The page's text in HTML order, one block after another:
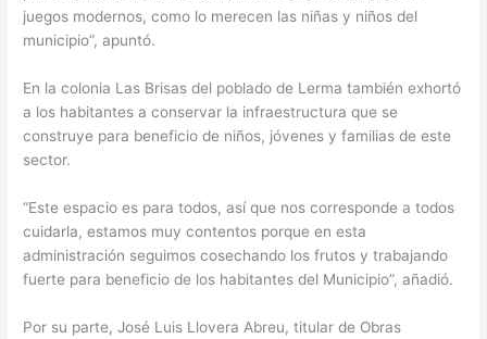
juegos modernos, como lo merecen las niñas y niños del
municipio”, apuntó.
En la colonia Las Brisas del poblado de Lerma también exhortó
a los habitantes a conservar la infraestructura que se
construye para beneficio de niños, jóvenes y familias de este
sector.
“Este espacio es para todos, así que nos corresponde a todos
cuidarla, estamos muy contentos porque en esta
administración seguimos cosechando los frutos y trabajando
fuerte para beneficio de los habitantes del Municipio”, añadió.
Por su parte, José Luis Llovera Abreu, titular de Obras